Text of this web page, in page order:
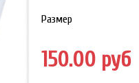
Размер
150.00 руб